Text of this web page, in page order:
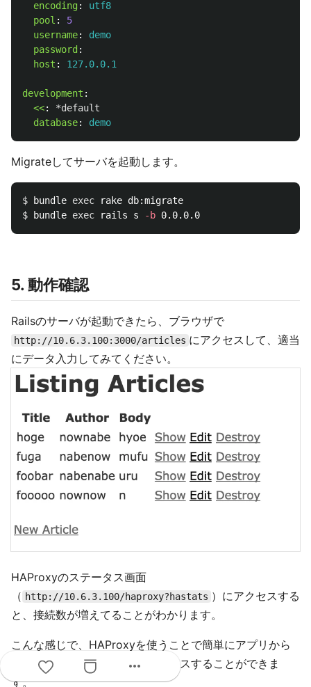
encoding:
utf8
pool :
5
username:
demo
password :
host : 127.0.0.1
development :
<<:
*default
database: demo
Migrateしてサーバを起動します。
$ bundle exec
$
bundle exec rails s -b
5. 動作確認
Railsのサーバが起動できたら、ブラウザで
http://10.6.3.100:3000/articles にアクセスして、適当
にデータ入力してみてください。
HAProxyのステータス画面
（ http://10.6.3.100/haproxy?hastats ）にアクセスする
と、接続数が増えてることがわかります。
こんな感じで、HAProxyを使うことで簡単にアプリから
Percona XtraDB Clusterにアクセスすることができま
す。
more_horiz